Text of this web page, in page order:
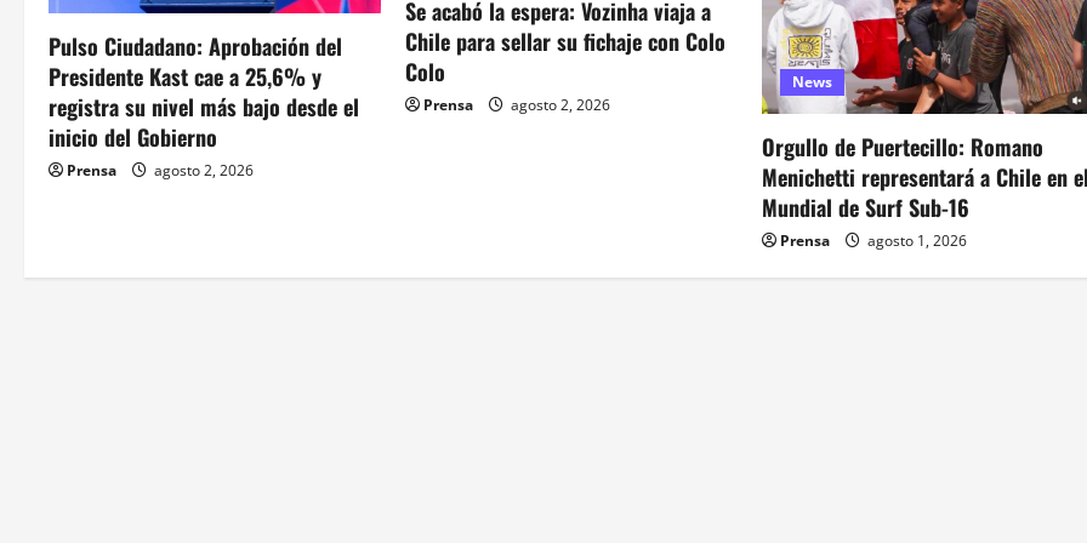
n
d
e
e
t
Pulso Ciudadano: Aprobación del
Presidente Kast cae a 25,6% y
registra su nivel más bajo desde el
inicio del Gobierno
Prensa agosto 2, 2026
Se acabó la espera: Vozinha viaja a
Chile para sellar su fichaje con Colo
Colo
Prensa agosto 2, 2026
News
Orgullo de Puertecillo: Romano
Menichetti representará a Chile en
Mundial de Surf Sub-16
Prensa agosto 1, 2026